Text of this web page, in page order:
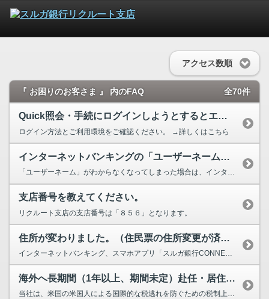
アクセス数順
『 お困りのお客さま 』 内のFAQ 全70件
Quick照会・手続にログインしようとするとエラーメッセージが表示されます。
ログイン方法とご利用環境をご確認ください。 →詳しくはこちら
インターネットバンキングの「ユーザーネーム」がわからなくなってしまいました...
「ユーザーネーム」がわからなくなってしまった場合は、インターネットバンキングのユーザーネー...
支店番号を教えてください。
リクルート支店の支店番号は「８５６」となります。
住所が変わりました。（住民票の住所変更が済んでいる）
インターネットバンキング、スマホアプリ「スルガ銀行CONNECT」またはテレフォンバンキン...
海外へ長期間（1年以上、期間未定）赴任・居住する「非居住者」になると、なぜ...
当社は、米国の米国人による国際的な税逃れを防ぐための税制上の定めであるFATCA制度において「...